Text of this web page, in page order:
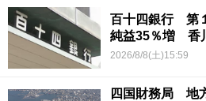
百十四銀行 第
純益35％増 香川
2026/8/8(土)15:59
四国財務局 地